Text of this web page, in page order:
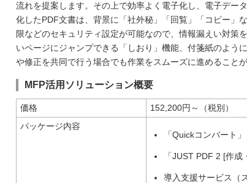
流れを提案します。その上で効率よく電子化し、電子デー
化したPDF文書は、背景に「社外秘」「回覧」「コピー」
限などのセキュリティ設定が可能なので、情報漏えい対策
いページにジャンプできる「しおり」機能、付箋紙のよう
や修正を共同で行う場合でも作業をスムーズに進めることが
MFP活用ソリューション概要
価格
152,200円～（税別）
パッケージ内容
「Quickコンバート」
「JUST PDF 2 [作成
導入支援サービス（